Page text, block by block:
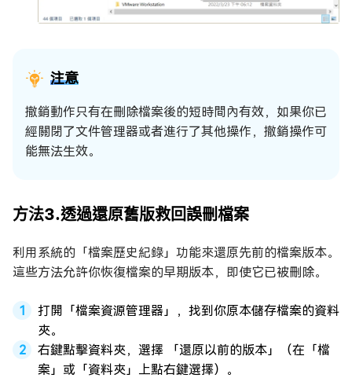
注意
撤銷動作只有在刪除檔案後的短時間內有效，如果你已
經關閉了文件管理器或者進行了其他操作，撤銷操作可
能無法生效。
方法3.透過還原舊版救回誤刪檔案
利用系統的「檔案歷史紀錄」功能來還原先前的檔案版本。
這些方法允許你恢復檔案的早期版本，即使它已被刪除。
打開「檔案資源管理器」，找到你原本儲存檔案的資料
夾。
右鍵點擊資料夾，選擇 「還原以前的版本」（在「檔
案」或「資料夾」上點右鍵選擇）。